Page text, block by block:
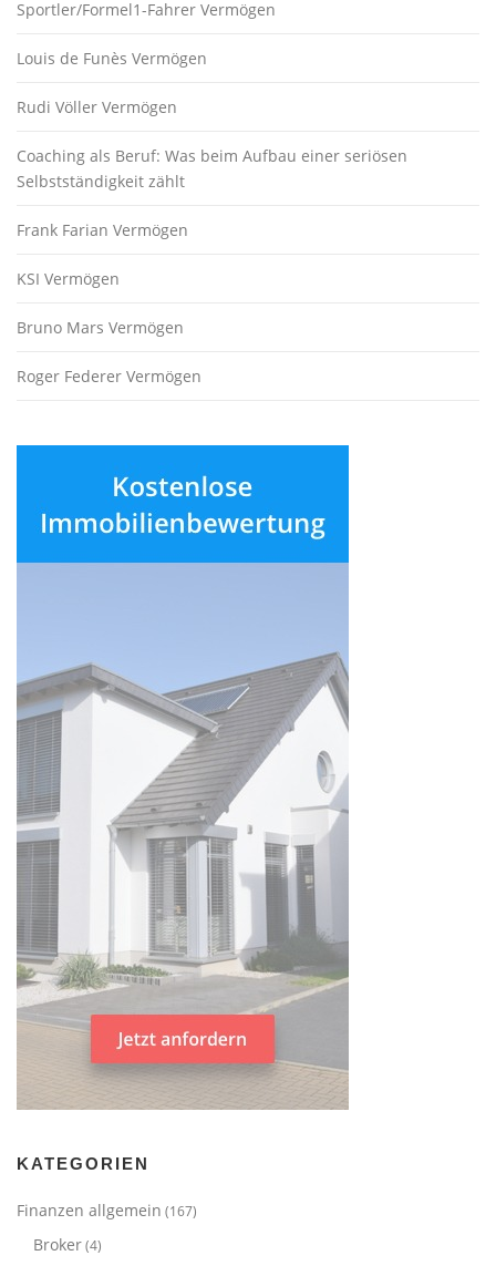
Sportler/Formel1-Fahrer Vermögen
Louis de Funès Vermögen
Rudi Völler Vermögen
Coaching als Beruf: Was beim Aufbau einer seriösen
Selbstständigkeit zählt
Frank Farian Vermögen
KSI Vermögen
Bruno Mars Vermögen
Roger Federer Vermögen
KATEGORIEN
Finanzen allgemein (167)
Broker(4)